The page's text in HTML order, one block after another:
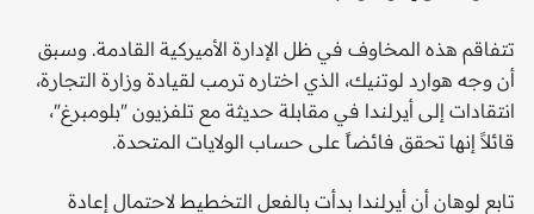
تتفاقم هذه المخاوف في ظل الإدارة الأميركية القادمة. وسبق
أن وجه هوارد لوتنيك، الذي اختاره ترمب لقيادة وزارة التجارة،
انتقادات إلى أيرلندا في مقابلة حديثة مع تلفزيون "بلومبرغ"،
قائلاً إنها تحقق فائضاً على حساب الولايات المتحدة.
تابع لوهان أن أيرلندا بدأت بالفعل التخطيط لاحتمال إعادة